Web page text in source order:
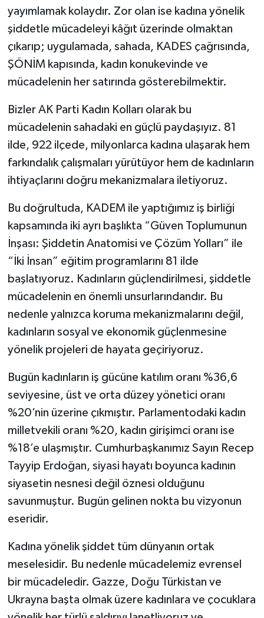
yayımlamak kolaydır. Zor olan ise kadına yönelik
şiddetle mücadeleyi kâğıt üzerinde olmaktan
çıkarıp; uygulamada, sahada, KADES çağrısında,
ŞÖNİM kapısında, kadın konukevinde ve
mücadelenin her satırında gösterebilmektir.
Bizler AK Parti Kadın Kolları olarak bu
mücadelenin sahadaki en güçlü paydaşıyız. 81
ilde, 922 ilçede, milyonlarca kadına ulaşarak hem
farkındalık çalışmaları yürütüyor hem de kadınların
ihtiyaçlarını doğru mekanizmalara iletiyoruz.
Bu doğrultuda, KADEM ile yaptığımız iş birliği
kapsamında iki ayrı başlıkta “Güven Toplumunun
İnşası: Şiddetin Anatomisi ve Çözüm Yolları” ile
“İki İnsan” eğitim programlarını 81 ilde
başlatıyoruz. Kadınların güçlendirilmesi, şiddetle
mücadelenin en önemli unsurlarındandır. Bu
nedenle yalnızca koruma mekanizmalarını değil,
kadınların sosyal ve ekonomik güçlenmesine
yönelik projeleri de hayata geçiriyoruz.
Bugün kadınların iş gücüne katılım oranı %36,6
seviyesine, üst ve orta düzey yönetici oranı
%20’nin üzerine çıkmıştır. Parlamentodaki kadın
milletvekili oranı %20, kadın girişimci oranı ise
%18’e ulaşmıştır. Cumhurbaşkanımız Sayın Recep
Tayyip Erdoğan, siyasi hayatı boyunca kadının
siyasetin nesnesi değil öznesi olduğunu
savunmuştur. Bugün gelinen nokta bu vizyonun
eseridir.
Kadına yönelik şiddet tüm dünyanın ortak
meselesidir. Bu nedenle mücadelemiz evrensel
bir mücadeledir. Gazze, Doğu Türkistan ve
Ukrayna başta olmak üzere kadınlara ve çocuklara